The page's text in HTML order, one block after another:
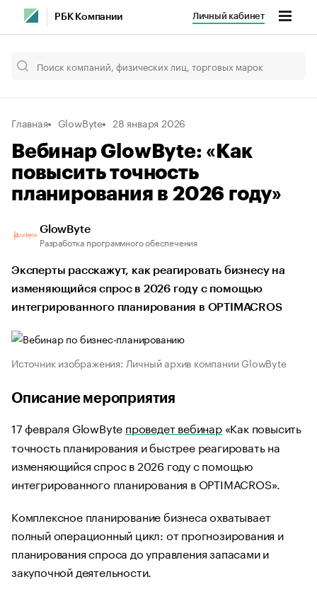
РБК Компании Личный кабинет
Главная GlowByte 28 января 2026
Вебинар GlowByte: «Как
повысить точность
планирования в 2026 году»
GlowByte
Разработка программного обеспечения
Эксперты расскажут, как реагировать бизнесу на
изменяющийся спрос в 2026 году с помощью
интегрированного планирования в OPTIMACROS
Источник изображения: Личный архив компании GlowByte
Описание мероприятия
17 февраля GlowByte проведет вебинар«Как повысить
точность планирования и быстрее реагировать на
изменяющийся спрос в 2026 году с помощью
интегрированного планирования в OPTIMACROS».
Комплексное планирование бизнеса охватывает
полный операционный цикл: от прогнозирования и
планирования спроса до управления запасами и
закупочной деятельности.